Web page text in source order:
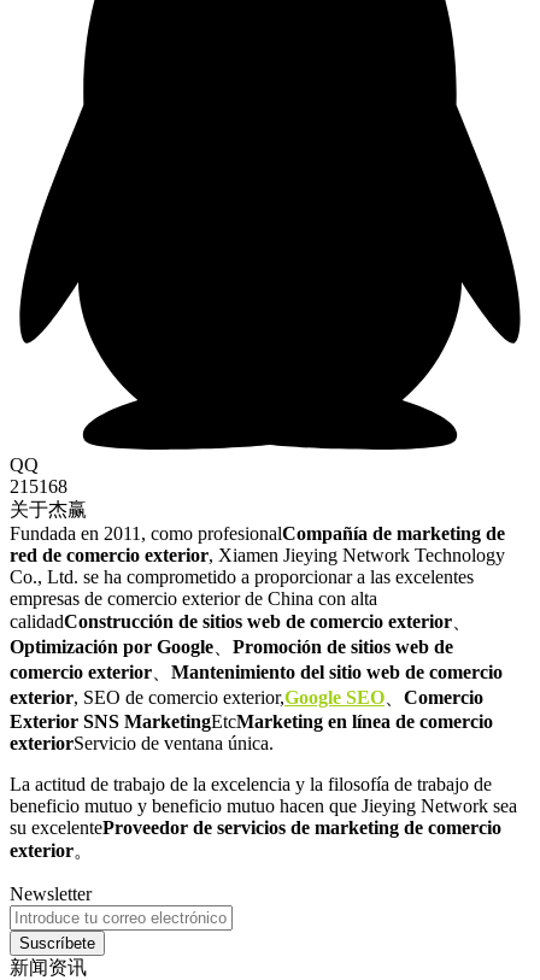
QQ
215168
关于杰赢
Fundada en 2011, como profesionalCompañía de marketing de
red de comercio exterior, Xiamen Jieying Network Technology
Co., Ltd. se ha comprometido a proporcionar a las excelentes
empresas de comercio exterior de China con alta
calidadConstrucción de sitios web de comercio exterior、
Optimización por Google、 Promoción de sitios web de
comercio exterior、 Mantenimiento del sitio web de comercio
exterior, SEO de comercio exterior,Google SEO、 Comercio
Exterior SNS MarketingEtcMarketing en línea de comercio
exteriorServicio de ventana única.
La actitud de trabajo de la excelencia y la filosofía de trabajo de
beneficio mutuo y beneficio mutuo hacen que Jieying Network sea
su excelenteProveedor de servicios de marketing de comercio
exterior。
Newsletter
Suscríbete
新闻资讯